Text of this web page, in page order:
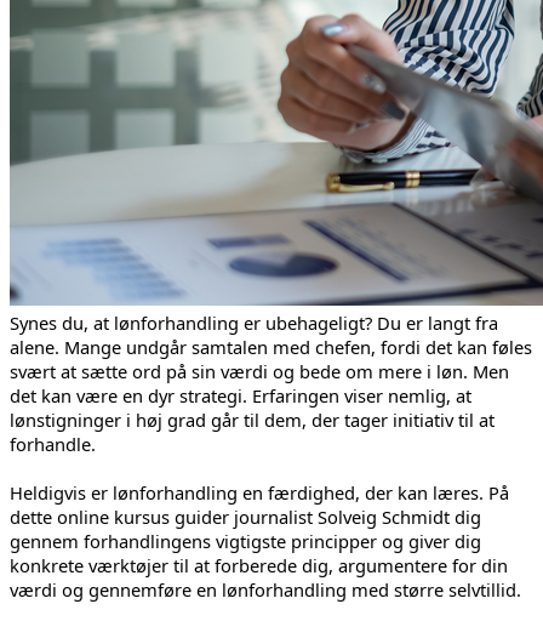
Synes du, at lønforhandling er ubehageligt? Du er langt fra
alene. Mange undgår samtalen med chefen, fordi det kan føles
svært at sætte ord på sin værdi og bede om mere i løn. Men
det kan være en dyr strategi. Erfaringen viser nemlig, at
lønstigninger i høj grad går til dem, der tager initiativ til at
forhandle.
Heldigvis er lønforhandling en færdighed, der kan læres. På
dette online kursus guider journalist Solveig Schmidt dig
gennem forhandlingens vigtigste principper og giver dig
konkrete værktøjer til at forberede dig, argumentere for din
værdi og gennemføre en lønforhandling med større selvtillid.